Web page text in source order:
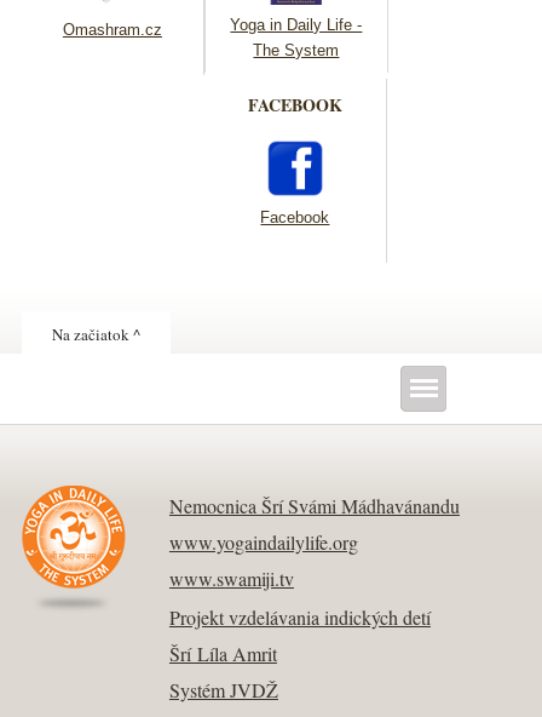
Omashram.cz
Yoga in Daily Life -
The System
FACEBOOK
Facebook
Na začiatok ^
Nemocnica Šrí Svámi Mádhavánandu
www.yogaindailylife.org
www.swamiji.tv
Projekt vzdelávania indických detí
Šrí Líla Amrit
Systém JVDŽ